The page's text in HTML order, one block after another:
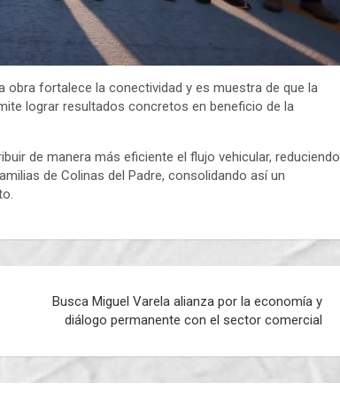
obra fortalece la conectividad y es muestra de que la
lograr resultados concretos en beneficio de la
de manera más eficiente el flujo vehicular, reduciendo
de Colinas del Padre, consolidando así un
Busca Miguel Varela alianza por la economía y
diálogo permanente con el sector comercial